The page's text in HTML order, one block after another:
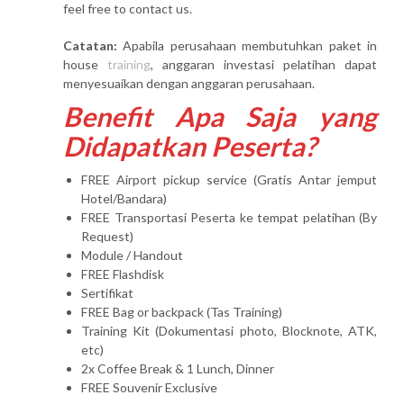
feel free to contact us.
Catatan: Apabila perusahaan membutuhkan paket in
house training, anggaran investasi pelatihan dapat
menyesuaikan dengan anggaran perusahaan.
Benefit Apa Saja yang
Didapatkan Peserta?
FREE Airport pickup service (Gratis Antar jemput
Hotel/Bandara)
FREE Transportasi Peserta ke tempat pelatihan (By
Request)
Module / Handout
FREE Flashdisk
Sertifikat
FREE Bag or backpack (Tas Training)
Training Kit (Dokumentasi photo, Blocknote, ATK,
etc)
2x Coffee Break & 1 Lunch, Dinner
FREE Souvenir Exclusive